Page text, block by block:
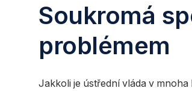
Soukromá
problémem
Jakkoli je ústřední vláda v